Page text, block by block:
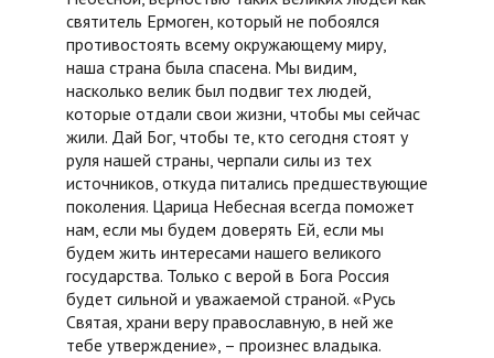
святитель Ермоген, который не побоялся
противостоять всему окружающему миру,
наша страна была спасена. Мы видим,
насколько велик был подвиг тех людей,
которые отдали свои жизни, чтобы мы сейчас
жили. Дай Бог, чтобы те, кто сегодня стоят у
руля нашей страны, черпали силы из тех
источников, откуда питались предшествующие
поколения. Царица Небесная всегда поможет
нам, если мы будем доверять Ей, если мы
будем жить интересами нашего великого
государства. Только с верой в Бога Россия
будет сильной и уважаемой страной. «Русь
Святая, храни веру православную, в ней же
тебе утверждение», – произнес владыка.